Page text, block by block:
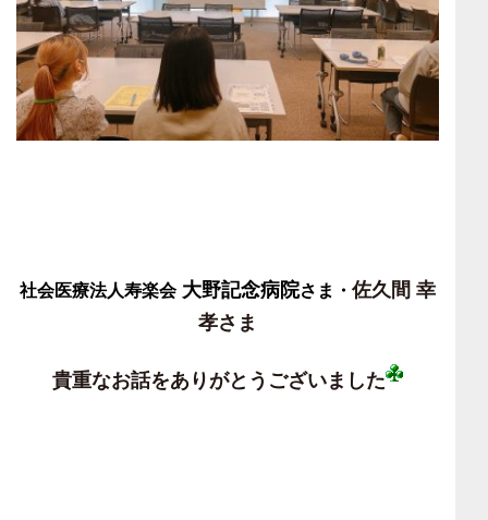
社会医療法人寿楽会 大野記念病院さま・ 佐久間 幸
孝さま
貴重なお話をありがとうございました